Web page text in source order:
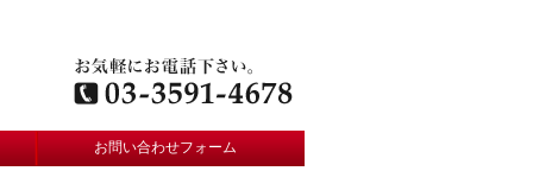
お問い合わせフォーム